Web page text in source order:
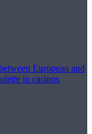
European and
in casinos